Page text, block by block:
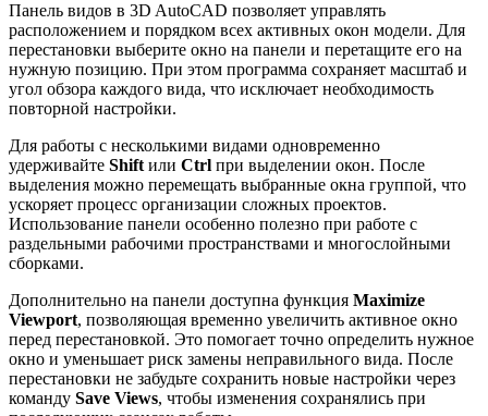
Панель видов в 3D AutoCAD позволяет управлять
расположением и порядком всех активных окон модели. Для
перестановки выберите окно на панели и перетащите его на
нужную позицию. При этом программа сохраняет масштаб и
угол обзора каждого вида, что исключает необходимость
повторной настройки.
Для работы с несколькими видами одновременно
удерживайте Shiftили Ctrl при выделении окон. После
выделения можно перемещать выбранные окна группой, что
ускоряет процесс организации сложных проектов.
Использование панели особенно полезно при работе с
раздельными рабочими пространствами и многослойными
сборками.
Дополнительно на панели доступна функция Maximize
Viewport, позволяющая временно увеличить активное окно
перед перестановкой. Это помогает точно определить нужное
окно и уменьшает риск замены неправильного вида. После
перестановки не забудьте сохранить новые настройки через
команду Save Views, чтобы изменения сохранялись при